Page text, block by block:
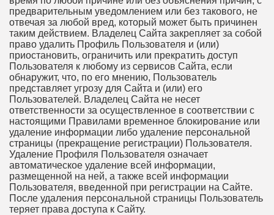
предварительным уведомлением или без такового, не
отвечая за любой вред, который может быть причинен
таким действием. Владелец Сайта закрепляет за собой
право удалить Профиль Пользователя и (или)
приостановить, ограничить или прекратить доступ
Пользователя к любому из сервисов Сайта, если
обнаружит, что, по его мнению, Пользователь
представляет угрозу для Сайта и (или) его
Пользователей. Владелец Сайта не несет
ответственности за осуществленное в соответствии с
настоящими Правилами временное блокирование или
удаление информации либо удаление персональной
страницы (прекращение регистрации) Пользователя.
Удаление Профиля Пользователя означает
автоматическое удаление всей информации,
размещенной на ней, а также всей информации
Пользователя, введенной при регистрации на Сайте.
После удаления персональной страницы Пользователь
теряет права доступа к Сайту.